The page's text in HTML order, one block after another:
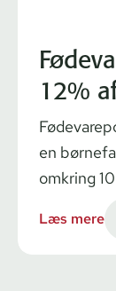
12%
en
omkring
Læs mere